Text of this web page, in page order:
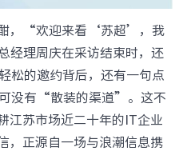
，“欢迎来看‘苏超’，我
经理周庆在采访结束时，还
的邀约背后，还有一句点
有“散装的渠道”。这不
江苏市场近二十年的IT企业
，正源自一场与浪潮信息携